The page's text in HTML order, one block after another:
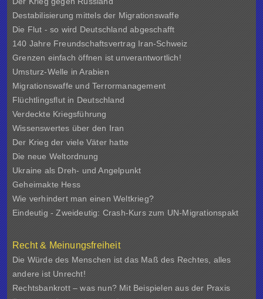
Destabilisierung mittels der Migrationswaffe
Die Flut - so wird Deutschland abgeschafft
140 Jahre Freundschaftsvertrag Iran-Schweiz
Grenzen einfach öffnen ist unverantwortlich!
Umsturz-Welle in Arabien
Migrationswaffe und Terrormanagement
Flüchtlingsflut in Deutschland
Verdeckte Kriegsführung
Wissenswertes über den Iran
Der Krieg der viele Väter hatte
Die neue Weltordnung
Ukraine als Dreh- und Angelpunkt
Geheimakte Hess
Wie verhindert man einen Weltkrieg?
Eindeutig - Zweideutig: Crash-Kurs zum UN-Migrationspakt
Recht & Meinungsfreiheit
Die Würde des Menschen ist das Maß des Rechtes, alles
andere ist Unrecht!
Rechtsbankrott – was nun? Mit Beispielen aus der Praxis